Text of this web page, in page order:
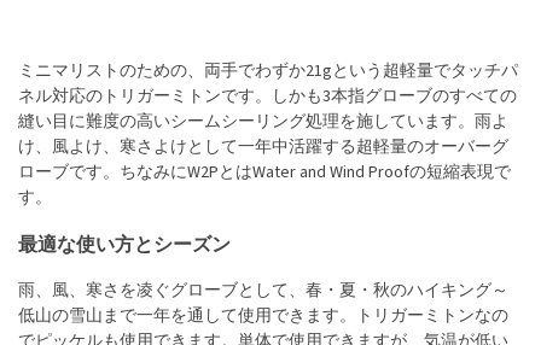
ミニマリストのための、両手でわずか21gという超軽量でタッチパ
ネル対応のトリガーミトンです。しかも3本指グローブのすべての
縫い目に難度の高いシームシーリング処理を施しています。雨よ
け、風よけ、寒さよけとして一年中活躍する超軽量のオーバーグ
ローブです。ちなみにW2PとはWater and Wind Proofの短縮表現で
す。
最適な使い方とシーズン
雨、風、寒さを凌ぐグローブとして、春・夏・秋のハイキング～
低山の雪山まで一年を通して使用できます。トリガーミトンなの